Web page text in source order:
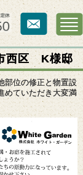
西区 K様邸
部位の修正と物置設
めていただき大変満